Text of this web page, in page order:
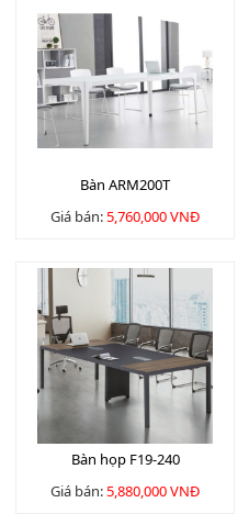
Bàn ARM200T
Giá bán:5,760,000 VNĐ
Bàn họp F19-240
Giá bán:5,880,000 VNĐ